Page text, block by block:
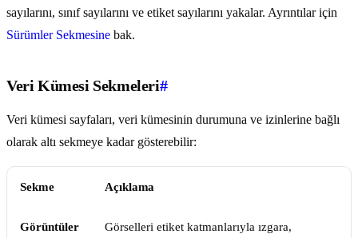
sayılarını, sınıf sayılarını ve etiket sayılarını yakalar. Ayrıntılar için
Sürümler Sekmesine bak.
Veri Kümesi Sekmeleri#
Veri kümesi sayfaları, veri kümesinin durumuna ve izinlerine bağlı
olarak altı sekmeye kadar gösterebilir:
Sekme Açıklama
Görüntüler
Görselleri etiket katmanlarıyla ızgara,